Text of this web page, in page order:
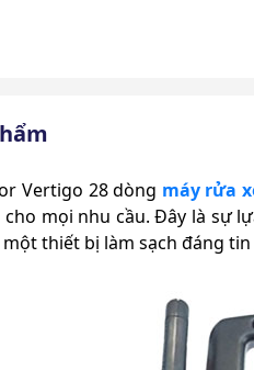
Vertigo 28 dòng máy rửa
cho mọi nhu cầu. Đây là sự
thiết bị làm sạch đáng